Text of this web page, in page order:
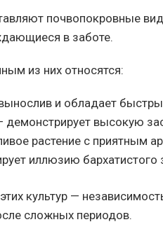
почвопокровные
в заботе.
из них относятся:
и обладает
высокую
растение с приятным
иллюзию бархатистого
культур —
сложных периодов.